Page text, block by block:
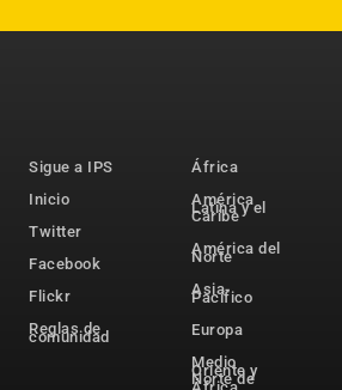
Sigue a IPS
Inicio
Twitter
Facebook
Flickr
Reglas de
comunidad
África
América
Latina y el
Caribe
América del
Norte
Asia-
Pacífico
Europa
Medio
Oriente y
Norte de